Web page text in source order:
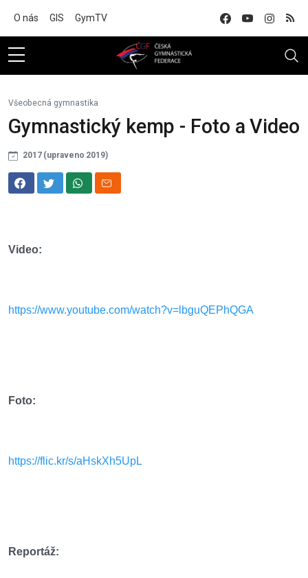
O nás GIS GymTV
Všeobecná gymnastika
Gymnastický kemp - Foto a Video
2017 (upraveno 2019)
Video:
https://www.youtube.com/watch?v=lbguQEPhQGA
Foto:
https://flic.kr/s/aHskXh5UpL
Reportáž: